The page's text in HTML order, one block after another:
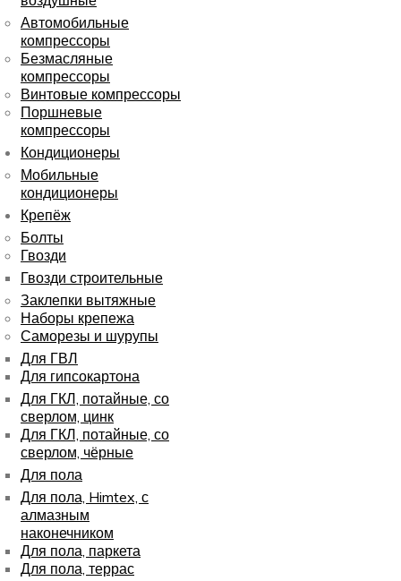
Автомобильные
компрессоры
Безмасляные
компрессоры
Винтовые компрессоры
Поршневые
компрессоры
Кондиционеры
Мобильные
кондиционеры
Крепёж
Болты
Гвозди
Гвозди строительные
Заклепки вытяжные
Наборы крепежа
Саморезы и шурупы
Для ГВЛ
Для гипсокартона
Для ГКЛ, потайные, со
сверлом, цинк
Для ГКЛ, потайные, со
сверлом, чёрные
Для пола
Для пола, Himtex, с
алмазным
наконечником
Для пола, паркета
Для пола, террас